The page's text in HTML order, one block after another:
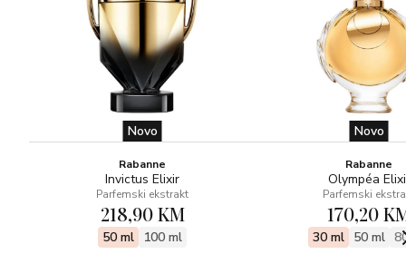
Novo
Rabanne
Invictus Elixir
Parfemski ekstrakt
218,90 KM
50 ml 100 ml
Novo
Rabanne
Olympéa
Parfemski
170,20
30 ml 50 ml